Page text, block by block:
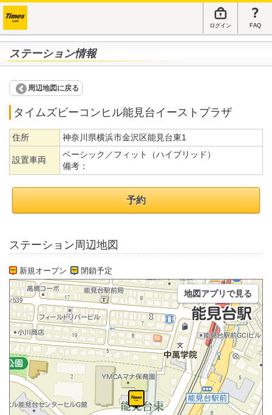
ログイン FAQ
ステーション情報
周辺地図に戻る
タイムズビーコンヒル能見台イーストプラザ
住所 神奈川県横浜市金沢区能見台東1
設置車両
ベーシック／フィット（ハイブリッド）
備考：
予約
ステーション周辺地図
新規オープン 閉鎖予定
地図アプリで見る